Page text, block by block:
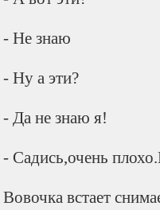
- Не знаю
- Ну а эти?
- Да не знаю я!
- Садись,очень
Вовочка встает